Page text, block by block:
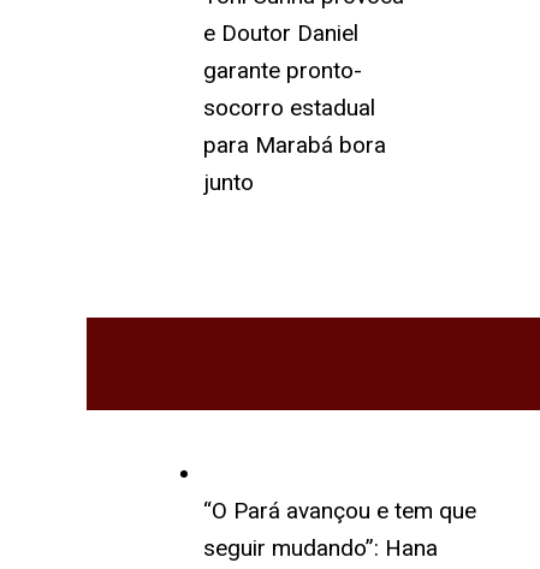
e Doutor Daniel
garante pronto-
socorro estadual
para Marabá bora
junto
“O Pará avançou e tem que
seguir mudando”: Hana